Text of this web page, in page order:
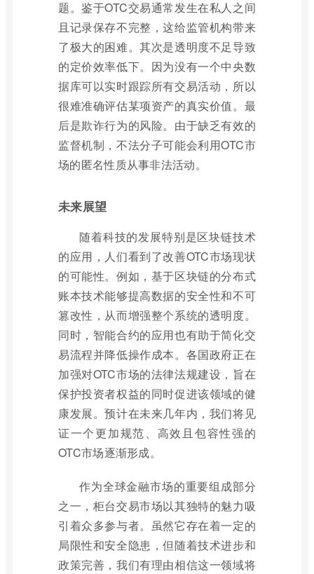
题。鉴于OTC交易通常发生在私人之间
且记录保存不完整，这给监管机构带来
了极大的困难。其次是透明度不足导致
的定价效率低下。因为没有一个中央数
据库可以实时跟踪所有交易活动，所以
很难准确评估某项资产的真实价值。最
后是欺诈行为的风险。由于缺乏有效的
监督机制，不法分子可能会利用OTC市
场的匿名性质从事非法活动。
未来展望
随着科技的发展特别是区块链技术
的应用，人们看到了改善OTC市场现状
的可能性。例如，基于区块链的分布式
账本技术能够提高数据的安全性和不可
篡改性，从而增强整个系统的透明度。
同时，智能合约的应用也有助于简化交
易流程并降低操作成本。各国政府正在
加强对OTC市场的法律法规建设，旨在
保护投资者权益的同时促进该领域的健
康发展。预计在未来几年内，我们将见
证一个更加规范、高效且包容性强的
OTC市场逐渐形成。
作为全球金融市场的重要组成部分
之一，柜台交易市场以其独特的魅力吸
引着众多参与者。虽然它存在着一定的
局限性和安全隐患，但随着技术进步和
政策完善，我们有理由相信这一领域将